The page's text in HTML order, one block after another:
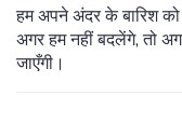
हम अपने अंदर के बारिश को
अगर हम नहीं बदलेंगे, तो
जाएँगी।